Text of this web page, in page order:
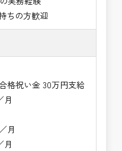
ちの方歓迎
格祝い金 30万円支給
月
月
月